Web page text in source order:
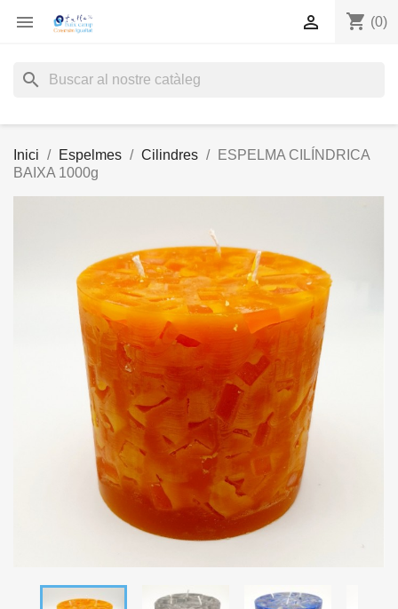
 shopping_cart (0)

search
Inici Espelmes Cilindres
ESPELMA CILÍNDRICA
BAIXA 1000g